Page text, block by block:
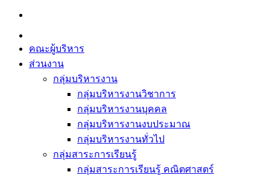
Skip
content
คณะผู้บริหาร
ส่วนงาน
กลุ่มบริหารงาน
กลุ่มบริหารงานวิชาการ
กลุ่มบริหารงานบุคคล
กลุ่มบริหารงานงบประมาณ
กลุ่มบริหารงานทั่วไป
กลุ่มสาระการเรียนรู้
กลุ่มสาระการเรียนรู้ คณิตศาสตร์